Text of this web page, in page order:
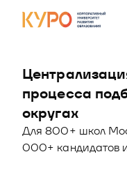
процесса
округах
Для 800+ школ
000+ кандидатов